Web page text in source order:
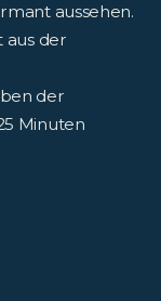
aussehen.
aus der
der
Minuten